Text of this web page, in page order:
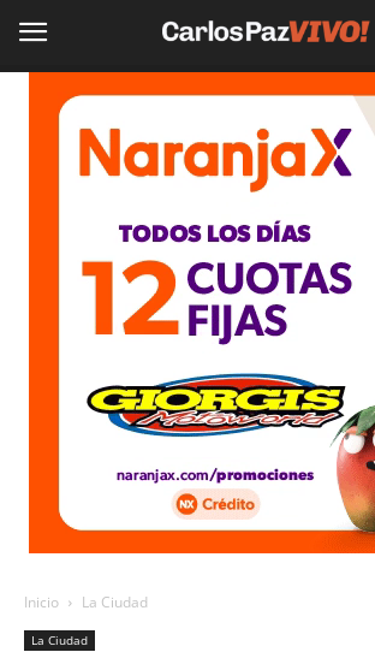
Inicio La Ciudad
La Ciudad